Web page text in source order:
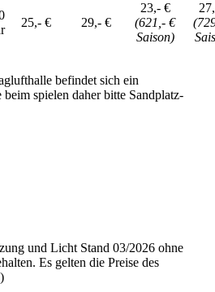
25,- € 29,- €
23,- €
(621,- €
Saison)
befindet sich ein
beim spielen daher bitte Sandplatz-
und Licht Stand 03/2026 ohne
Es gelten die Preise des
)